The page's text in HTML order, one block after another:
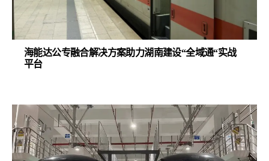
海能达公专融合解决方案助力湖南建设“全域通“实战
平台